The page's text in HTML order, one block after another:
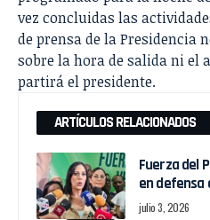
vez concluidas las
de prensa de la Presidencia
sobre la hora de salida ni el
partirá el presidente.
ARTÍCULOS RELACIONADOS
Fuerza del
en defensa
julio 3, 2026